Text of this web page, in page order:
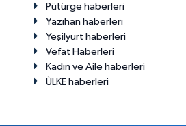
Pütürge haberleri
Yazıhan haberleri
Yeşilyurt haberleri
Vefat Haberleri
Kadın ve Aile haberleri
ÜLKE haberleri